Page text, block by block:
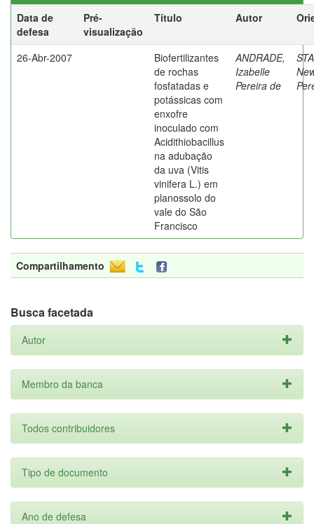
Data de
defesa
Pré-
visualização
Título Autor
26-Abr-2007
Biofertilizantes
de rochas
fosfatadas e
potássicas com
enxofre
inoculado com
Acidithiobacillus
na adubação
da uva (Vitis
vinifera L.) em
planossolo do
vale do São
Francisco
ANDRADE,
Izabelle
Pereira de
Compartilhamento
Busca facetada
Autor
Membro da banca
Todos contribuidores
Tipo de documento
Ano de defesa